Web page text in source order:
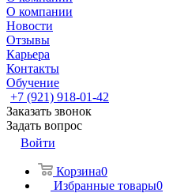
О компании
Новости
Отзывы
Карьера
Контакты
Обучение
+7 (921) 918-01-42
Заказать звонок
Задать вопрос
Войти
Корзина0
Избранные товары0